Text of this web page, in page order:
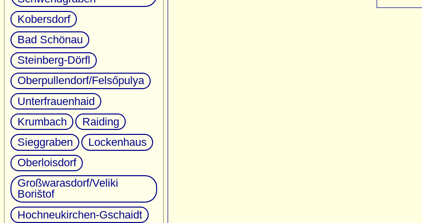
Kobersdorf
Bad Schönau
Steinberg-Dörfl
Oberpullendorf/Felsőpulya
Unterfrauenhaid
Krumbach
Raiding
Sieggraben
Lockenhaus
Oberloisdorf
Großwarasdorf/Veliki
Borištof
Hochneukirchen-Gschaidt